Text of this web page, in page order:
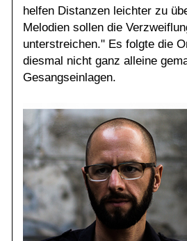
helfen Distanzen leichter zu
Melodien sollen die
unterstreichen." Es folgte die
diesmal nicht ganz alleine
Gesangseinlagen.